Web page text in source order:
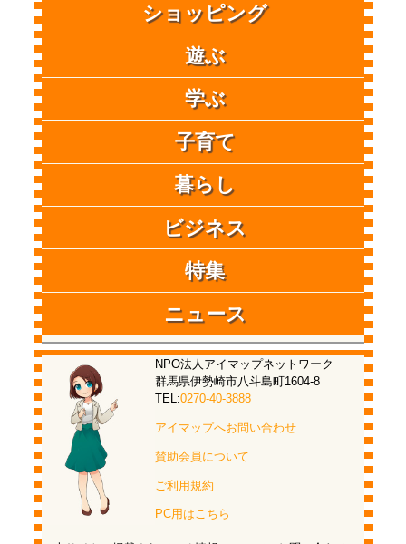
ショッピング
遊ぶ
学ぶ
子育て
暮らし
ビジネス
特集
ニュース
NPO法人アイマップネットワーク
群馬県伊勢崎市八斗島町1604-8
TEL:0270-40-3888
アイマップへお問い合わせ
賛助会員について
ご利用規約
PC用はこちら